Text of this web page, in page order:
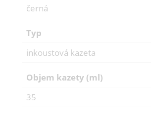
černá
Typ
inkoustová kazeta
Objem kazety (ml)
35